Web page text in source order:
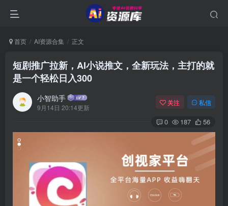
首页 AI资源合集 正文
短剧推广拉新，AI小说推文，全新玩法，主打的就
是一个轻松日入300
小智助手
9月14日 20:14更新
关注 私信
0 187 56